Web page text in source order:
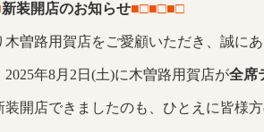
新装開店のお知らせ■□■□■□
木曽路用賀店をご愛顧いただき、誠にあ
2025年8月2日(土)に木曽路用賀店が全席
装開店できましたのも、ひとえに皆様